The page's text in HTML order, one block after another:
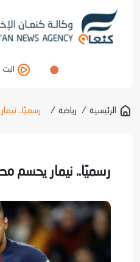
البث
الرئيسية / رياضة / رسميًا..
رسميًا.. نيمار يحسم